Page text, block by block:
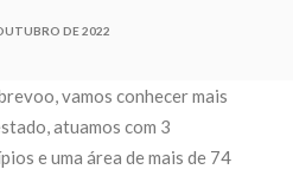
DE 2022
vamos conhecer mais
atuamos com 3
e uma área de mais de 74